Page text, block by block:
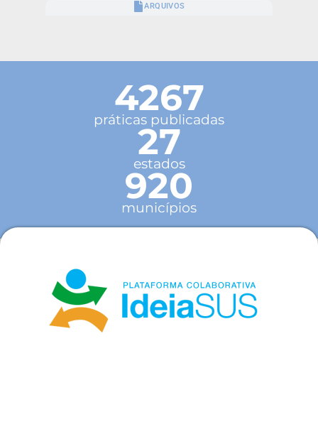
ARQUIVOS
4267
práticas publicadas
27
estados
920
municípios